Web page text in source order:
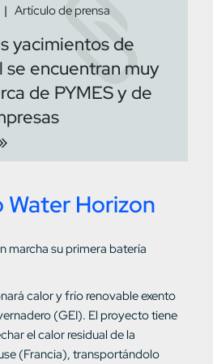
Artículo de prensa
yacimientos de
se encuentran muy
de PYMES y de
Horizon
marcha su primera batería
calor y frío renovable exento
(GEI). El proyecto tiene
el calor residual de la
(Francia), transportándolo